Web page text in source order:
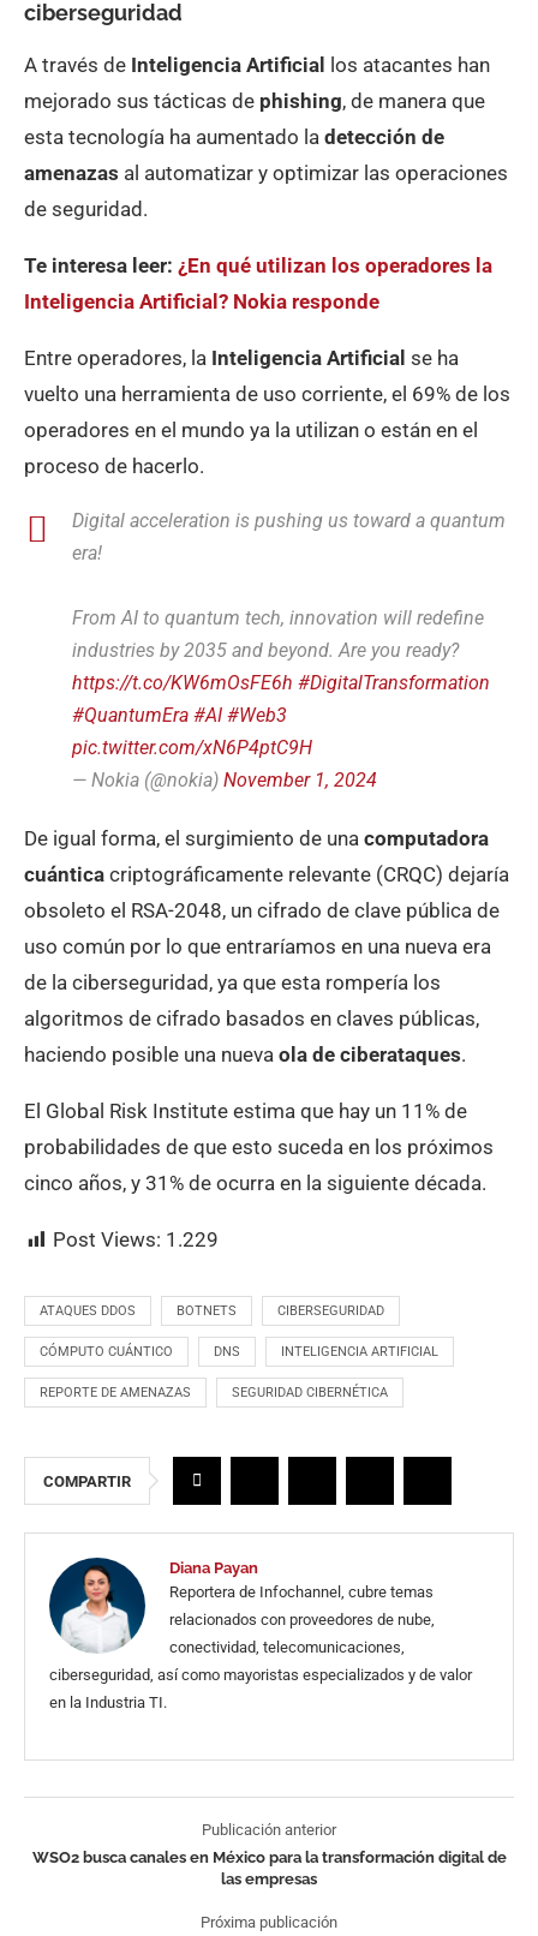
ciberseguridad
A través de Inteligencia Artificial
los atacantes han
mejorado sus tácticas de phishing, de manera que
esta tecnología ha aumentado la detección de
amenazas al automatizar y optimizar las operaciones
de seguridad.
Te interesa leer: ¿En qué utilizan los operadores la
Inteligencia Artificial? Nokia responde
Entre operadores, la Inteligencia Artificial se ha
vuelto una herramienta de uso corriente, el 69% de los
operadores en el mundo ya la utilizan o están en el
proceso de hacerlo.
Digital acceleration is pushing us toward a quantum
era!
From AI to quantum tech, innovation will redefine
industries by 2035 and beyond. Are you ready?
https://t.co/KW6mOsFE6h #DigitalTransformation
#QuantumEra #AI #Web3
pic.twitter.com/xN6P4ptC9H
— Nokia (@nokia) November 1, 2024
De igual forma, el surgimiento de una computadora
cuántica criptográficamente relevante (CRQC) dejaría
obsoleto el RSA-2048, un cifrado de clave pública de
uso común por lo que entraríamos en una nueva era
de la ciberseguridad, ya que esta rompería los
algoritmos de cifrado basados en claves públicas,
haciendo posible una nueva ola de ciberataques.
El Global Risk Institute estima que hay un 11% de
probabilidades de que esto suceda en los próximos
cinco años, y 31% de ocurra en la siguiente década.
Post Views: 1.229
ATAQUES DDOS BOTNETS CIBERSEGURIDAD
CÓMPUTO CUÁNTICO DNS INTELIGENCIA ARTIFICIAL
REPORTE DE AMENAZAS SEGURIDAD CIBERNÉTICA
COMPARTIR
Diana Payan
Reportera de Infochannel, cubre temas
relacionados con proveedores de nube,
conectividad, telecomunicaciones,
ciberseguridad, así como mayoristas especializados y de valor
en la Industria TI.
Publicación anterior
WSO2 busca canales en México para la transformación digital de
las empresas
Próxima publicación